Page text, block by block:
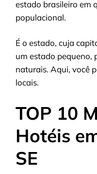
estado brasileiro em
populacional.
É o estado, cuja
um estado pequeno,
naturais. Aqui, você
locais.
TOP 10
Hotéis
SE